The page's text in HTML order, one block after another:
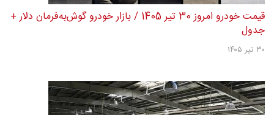
قیمت خودرو امروز 30 تیر 1405 / بازار خودرو گوش‌به‌فرمان دلار +
جدول
۳۰ تیر ۱۴۰۵